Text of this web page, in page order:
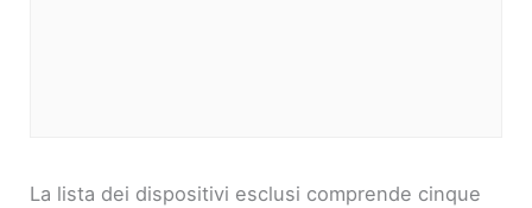
La lista dei dispositivi esclusi comprende cinque